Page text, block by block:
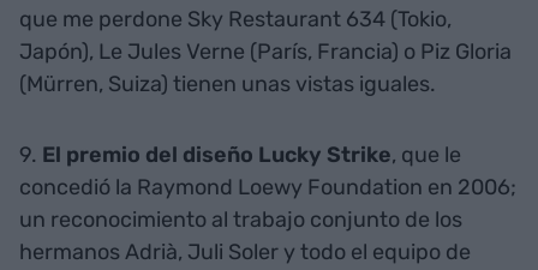
que me perdone Sky Restaurant 634 (Tokio,
Japón), Le Jules Verne (París, Francia) o Piz Gloria
(Mürren, Suiza) tienen unas vistas iguales.
9. El premio del diseño Lucky Strike, que le
concedió la Raymond Loewy Foundation en 2006;
un reconocimiento al trabajo conjunto de los
hermanos Adrià, Juli Soler y todo el equipo de